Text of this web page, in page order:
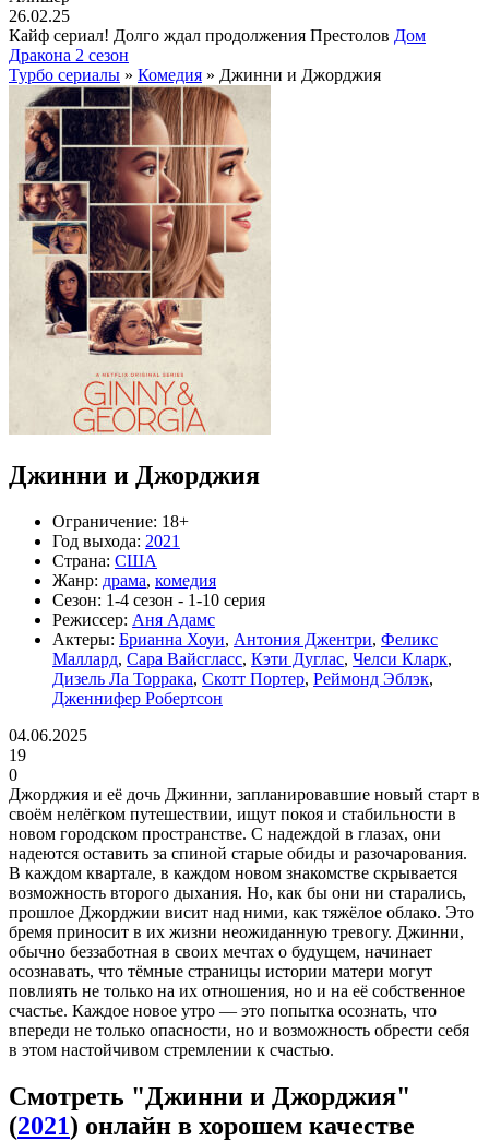
26.02.25
Кайф сериал! Долго ждал продолжения Престолов Дом
Дракона 2 сезон
Турбо сериалы » Комедия » Джинни и Джорджия
Джинни и Джорджия
Ограничение: 18+
Год выхода: 2021
Страна: США
Жанр: драма, комедия
Сезон: 1-4 сезон - 1-10 серия
Режиссер: Аня Адамс
Актеры: Брианна Хоуи, Антония Джентри, Феликс
Маллард, Сара Вайсгласс, Кэти Дуглас, Челси Кларк,
Дизель Ла Торрака, Скотт Портер, Реймонд Эблэк,
Дженнифер Робертсон
04.06.2025
19
0
Джорджия и её дочь Джинни, запланировавшие новый старт в
своём нелёгком путешествии, ищут покоя и стабильности в
новом городском пространстве. С надеждой в глазах, они
надеются оставить за спиной старые обиды и разочарования.
В каждом квартале, в каждом новом знакомстве скрывается
возможность второго дыхания. Но, как бы они ни старались,
прошлое Джорджии висит над ними, как тяжёлое облако. Это
бремя приносит в их жизни неожиданную тревогу. Джинни,
обычно беззаботная в своих мечтах о будущем, начинает
осознавать, что тёмные страницы истории матери могут
повлиять не только на их отношения, но и на её собственное
счастье. Каждое новое утро — это попытка осознать, что
впереди не только опасности, но и возможность обрести себя
в этом настойчивом стремлении к счастью.
Смотреть "Джинни и Джорджия"
(2021) онлайн в хорошем качестве